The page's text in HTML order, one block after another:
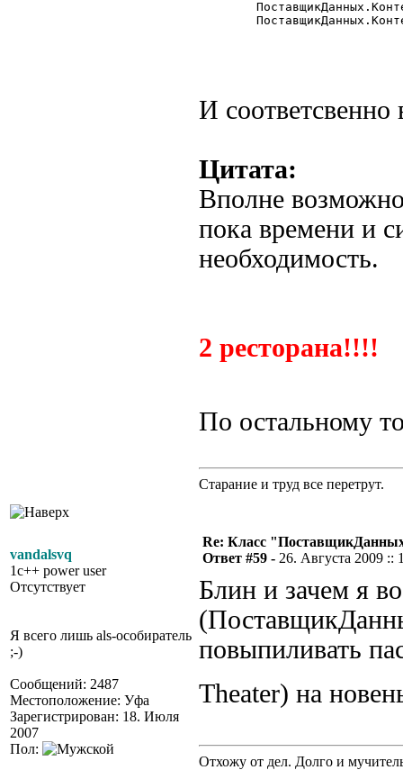
И соответсвенно
Цитата:
Вполне
пока времени и
необходимость.
2 ресторана!!!!
По остальному
Старание и труд все перетрут.
vandalsvq
1c++ power user
Отсутствует
Я всего лишь als-особиратель
;-)
Сообщений: 2487
Местоположение: Уфа
Зарегистрирован: 18. Июля
2007
Пол:
Re: Класс
Ответ #59 - 26. Августа 2009 ::
Блин и зачем я
повыпиливать
Theater) на
Отхожу от дел. Долго и